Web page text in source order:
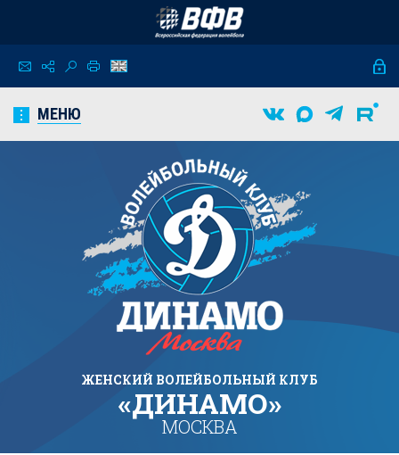
МЕНЮ
ЖЕНСКИЙ ВОЛЕЙБОЛЬНЫЙ КЛУБ
«ДИНАМО»
МОСКВА